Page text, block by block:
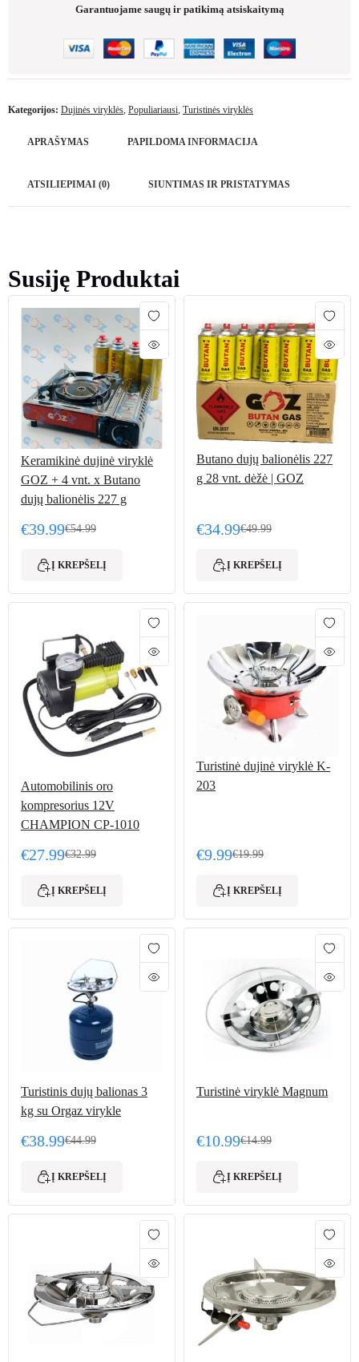
Garantuojame saugų ir patikimą atsiskaitymą
Kategorijos: Dujinės viryklės, Populiariausi, Turistinės viryklės
APRAŠYMAS PAPILDOMA INFORMACIJA
ATSILIEPIMAI (0) SIUNTIMAS IR PRISTATYMAS
Susiję Produktai
Keramikinė dujinė viryklė
GOZ + 4 vnt. x Butano
dujų balionėlis 227 g
€54.99
Original price was: €54.99.
€39.99
Current price is: €39.99.
Į KREPŠELĮ
Butano dujų balionėlis 227
g 28 vnt. dėžė | GOZ
€49.99
Original price was:
€34.99
Current price is: €34.99.
Į KREPŠELĮ
Automobilinis oro
kompresorius 12V
CHAMPION CP-1010
€32.99
Original price was: €32.99.
€27.99
Current price is: €27.99.
Į KREPŠELĮ
Turistinė dujinė viryklė K-
203
€19.99
Original price was:
€9.99
Current price is: €9.99.
Į KREPŠELĮ
Turistinis dujų balionas 3
kg su Orgaz virykle
€44.99
Original price was: €44.99.
€38.99
Current price is: €38.99.
Į KREPŠELĮ
Turistinė viryklė Magnum
€14.99
Original price was:
€10.99
Current price is: €10.99.
Į KREPŠELĮ